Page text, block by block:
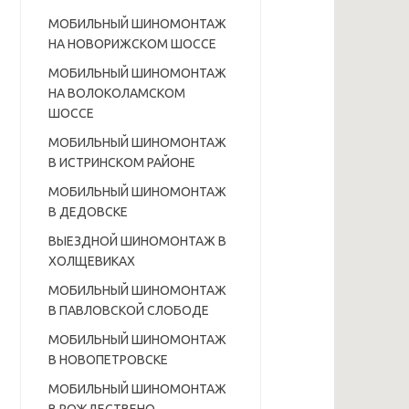
МОБИЛЬНЫЙ ШИНОМОНТАЖ
НА НОВОРИЖСКОМ ШОССЕ
МОБИЛЬНЫЙ ШИНОМОНТАЖ
НА ВОЛОКОЛАМСКОМ
ШОССЕ
МОБИЛЬНЫЙ ШИНОМОНТАЖ
В ИСТРИНСКОМ РАЙОНЕ
МОБИЛЬНЫЙ ШИНОМОНТАЖ
В ДЕДОВСКЕ
ВЫЕЗДНОЙ ШИНОМОНТАЖ В
ХОЛЩЕВИКАХ
МОБИЛЬНЫЙ ШИНОМОНТАЖ
В ПАВЛОВСКОЙ СЛОБОДЕ
МОБИЛЬНЫЙ ШИНОМОНТАЖ
В НОВОПЕТРОВСКЕ
МОБИЛЬНЫЙ ШИНОМОНТАЖ